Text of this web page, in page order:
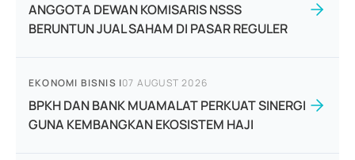
ANGGOTA DEWAN KOMISARIS NSSS
BERUNTUN JUAL SAHAM DI PASAR REGULER
EKONOMI BISNIS |07 AUGUST 2026
BPKH DAN BANK MUAMALAT PERKUAT SINERGI
GUNA KEMBANGKAN EKOSISTEM HAJI